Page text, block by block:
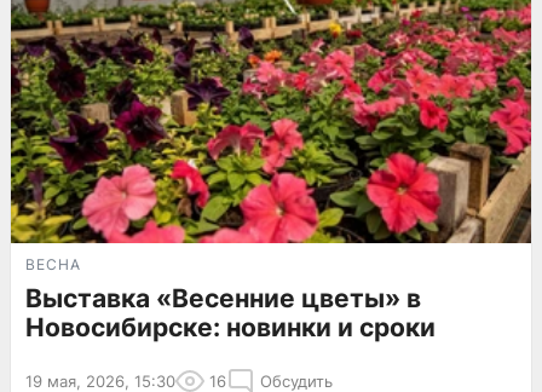
ВЕСНА
Выставка «Весенние цветы» в
Новосибирске: новинки и сроки
19 мая, 2026, 15:30 16 Обсудить